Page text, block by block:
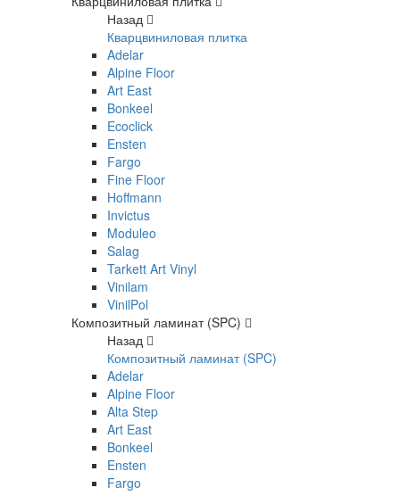
Назад
Кварцвиниловая плитка
Adelar
Alpine Floor
Art East
Bonkeel
Ecoclick
Ensten
Fargo
Fine Floor
Hoffmann
Invictus
Moduleo
Salag
Tarkett Art Vinyl
Vinilam
VinilPol
Композитный ламинат (SPC)
Назад
Композитный ламинат (SPC)
Adelar
Alpine Floor
Alta Step
Art East
Bonkeel
Ensten
Fargo